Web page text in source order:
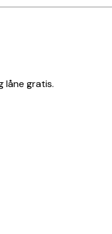
låne gratis.